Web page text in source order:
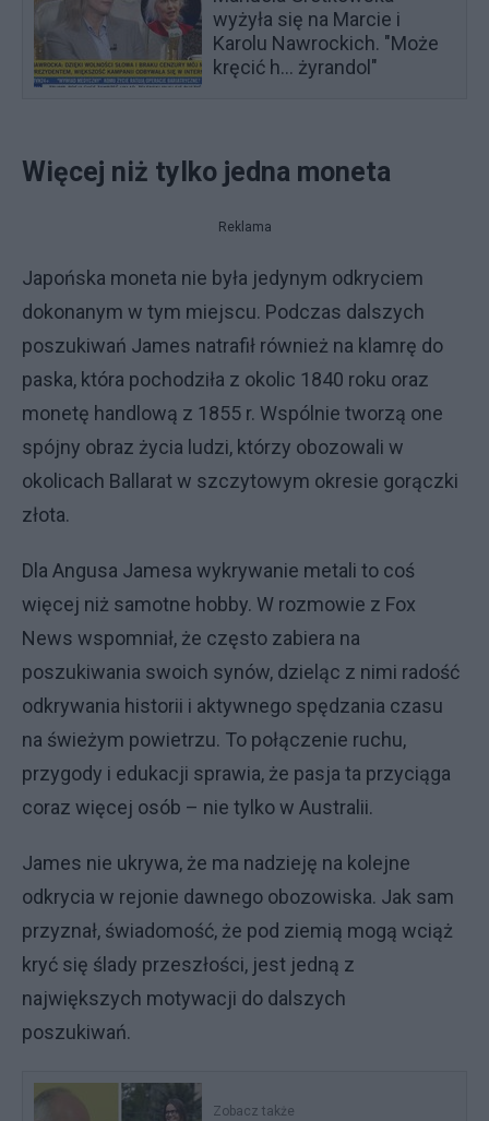
wyżyła się na Marcie i
Karolu Nawrockich. "Może
kręcić h... żyrandol"
Więcej niż tylko jedna moneta
Reklama
Japońska moneta nie była jedynym odkryciem
dokonanym w tym miejscu. Podczas dalszych
poszukiwań James natrafił również na klamrę do
paska, która pochodziła z okolic 1840 roku oraz
monetę handlową z 1855 r. Wspólnie tworzą one
spójny obraz życia ludzi, którzy obozowali w
okolicach Ballarat w szczytowym okresie gorączki
złota.
Dla Angusa Jamesa wykrywanie metali to coś
więcej niż samotne hobby. W rozmowie z Fox
News wspomniał, że często zabiera na
poszukiwania swoich synów, dzieląc z nimi radość
odkrywania historii i aktywnego spędzania czasu
na świeżym powietrzu. To połączenie ruchu,
przygody i edukacji sprawia, że pasja ta przyciąga
coraz więcej osób – nie tylko w Australii.
James nie ukrywa, że ma nadzieję na kolejne
odkrycia w rejonie dawnego obozowiska. Jak sam
przyznał, świadomość, że pod ziemią mogą wciąż
kryć się ślady przeszłości, jest jedną z
największych motywacji do dalszych
poszukiwań.
Zobacz także